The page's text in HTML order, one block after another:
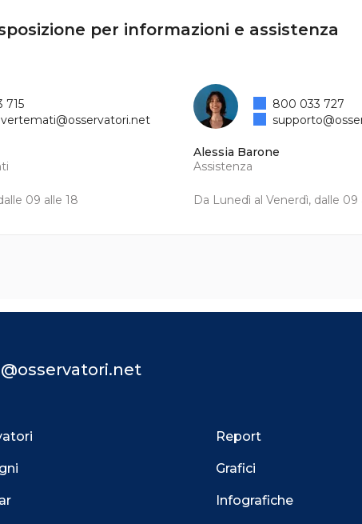
per informazioni e assistenza
09 alle 18
715
Alessia Barone
Assistenza
Da Lunedì al Venerdì, dalle 09
800 033 727
Report
Grafici
Infografiche